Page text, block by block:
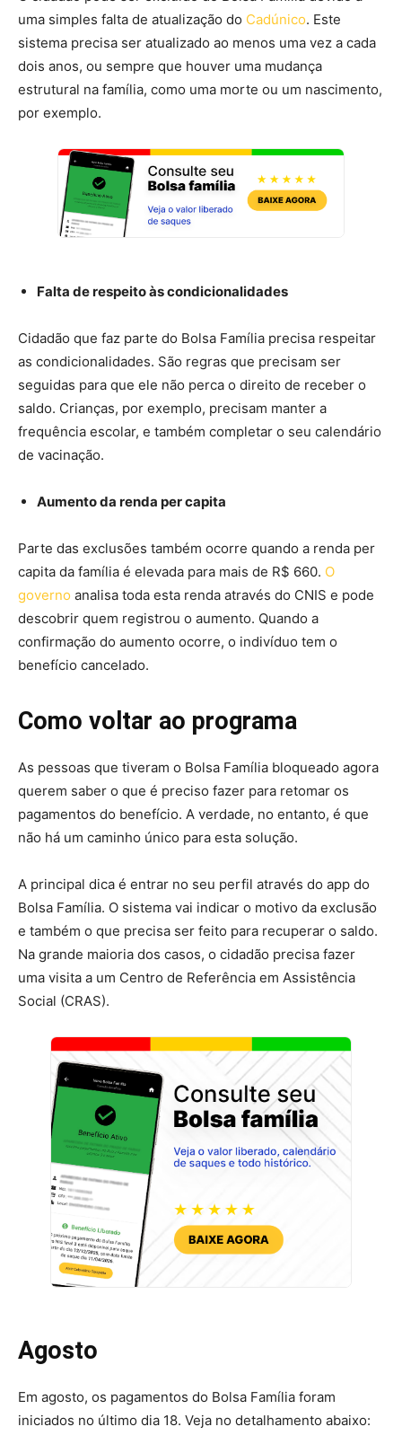
uma simples falta de atualização do Cadúnico. Este
sistema precisa ser atualizado ao menos uma vez a cada
dois anos, ou sempre que houver uma mudança
estrutural na família, como uma morte ou um nascimento,
por exemplo.
Falta de respeito às condicionalidades
Cidadão que faz parte do Bolsa Família precisa respeitar
as condicionalidades. São regras que precisam ser
seguidas para que ele não perca o direito de receber o
saldo. Crianças, por exemplo, precisam manter a
frequência escolar, e também completar o seu calendário
de vacinação.
Aumento da renda per capita
Parte das exclusões também ocorre quando a renda per
capita da família é elevada para mais de R$ 660. O
governo analisa toda esta renda através do CNIS e pode
descobrir quem registrou o aumento. Quando a
confirmação do aumento ocorre, o indivíduo tem o
benefício cancelado.
Como voltar ao programa
As pessoas que tiveram o Bolsa Família bloqueado agora
querem saber o que é preciso fazer para retomar os
pagamentos do benefício. A verdade, no entanto, é que
não há um caminho único para esta solução.
A principal dica é entrar no seu perfil através do app do
Bolsa Família. O sistema vai indicar o motivo da exclusão
e também o que precisa ser feito para recuperar o saldo.
Na grande maioria dos casos, o cidadão precisa fazer
uma visita a um Centro de Referência em Assistência
Social (CRAS).
Agosto
Em agosto, os pagamentos do Bolsa Família foram
iniciados no último dia 18. Veja no detalhamento abaixo: